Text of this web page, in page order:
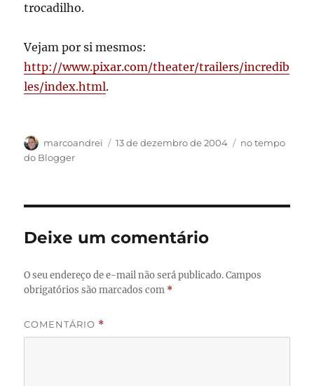
trocadilho.
Vejam por si mesmos:
http://www.pixar.com/theater/trailers/incredib
les/index.html.
Autor
marcoandrei
Publicado
13 de dezembro de 2004 Categorias
no tempo
do Blogger
Deixe um comentário
O seu endereço de e-mail não será publicado. Campos
obrigatórios são marcados com *
COMENTÁRIO *